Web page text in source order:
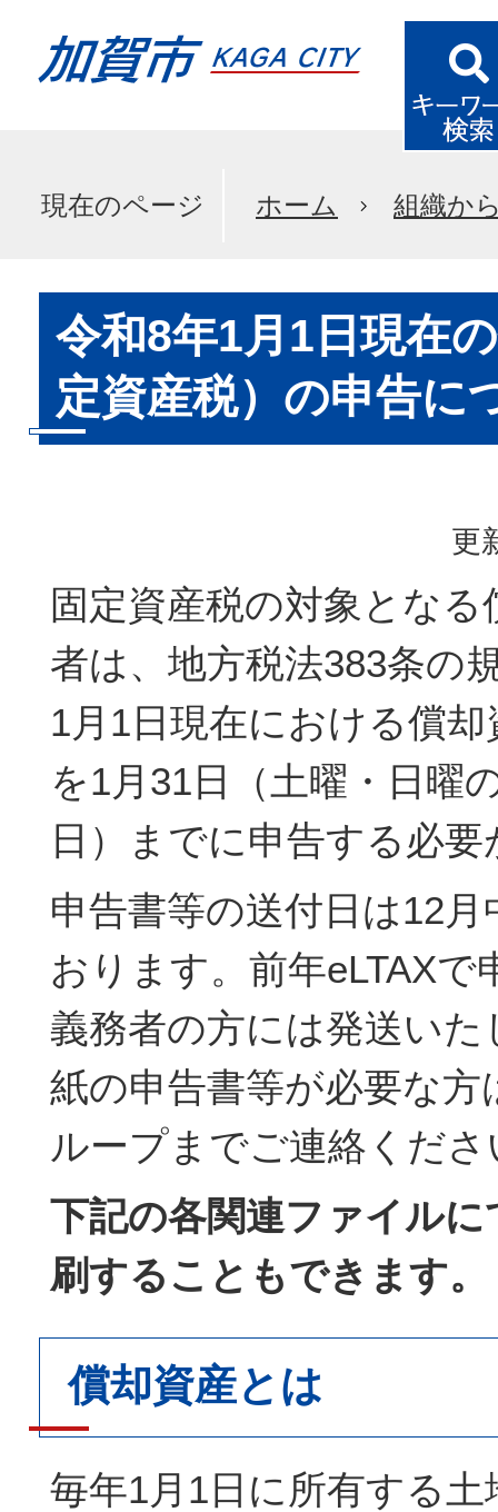
現在のページ ホーム 組織か
令和8年1月1日現在
定資産税）の申告に
更
固定資産税の対象となる
者は、地方税法383条の
1月1日現在における償
を1月31日（土曜・日曜
日）までに申告する必
申告書等の送付日は12
おります。前年eLTAXで
義務者の方には発送い
紙の申告書等が必要な方
ループまでご連絡くださ
下記の各関連ファイルに
刷することもできます。
償却資産とは
毎年1月1日に所有する